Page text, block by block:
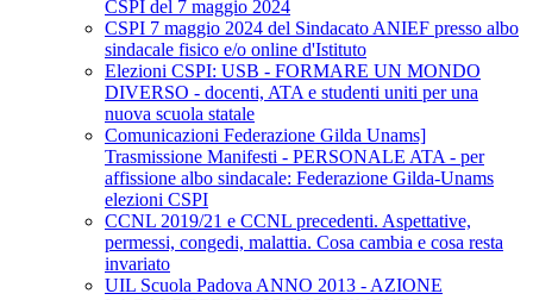
CSPI del 7 maggio 2024
CSPI 7 maggio 2024 del Sindacato ANIEF presso albo
sindacale fisico e/o online d'Istituto
Elezioni CSPI: USB - FORMARE UN MONDO
DIVERSO - docenti, ATA e studenti uniti per una
nuova scuola statale
Comunicazioni Federazione Gilda Unams]
Trasmissione Manifesti - PERSONALE ATA - per
affissione albo sindacale: Federazione Gilda-Unams
elezioni CSPI
CCNL 2019/21 e CCNL precedenti. Aspettative,
permessi, congedi, malattia. Cosa cambia e cosa resta
invariato
UIL Scuola Padova ANNO 2013 - AZIONE